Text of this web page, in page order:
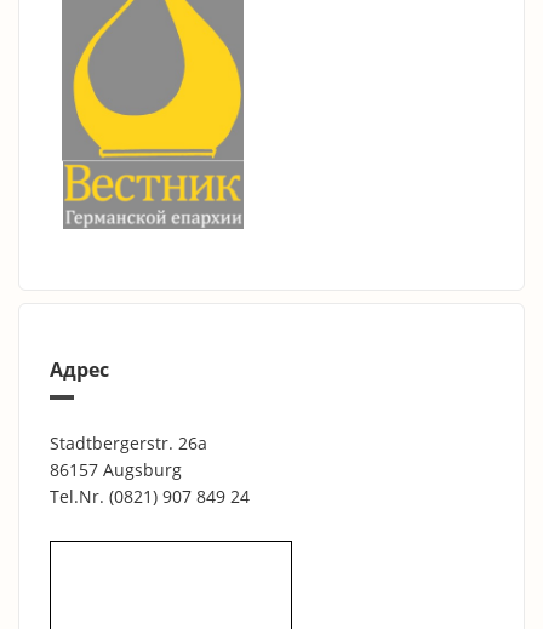
Адрес
Stadtbergerstr. 26a
86157 Augsburg
Tel.Nr. (0821) 907 849 24